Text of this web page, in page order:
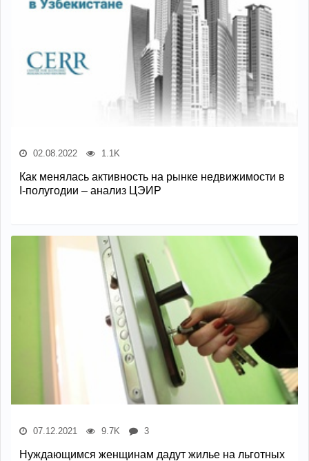
02.08.2022 1.1K
Как менялась активность на рынке недвижимости в
I-полугодии – анализ ЦЭИР
07.12.2021 9.7K 3
Нуждающимся женщинам дадут жилье на льготных